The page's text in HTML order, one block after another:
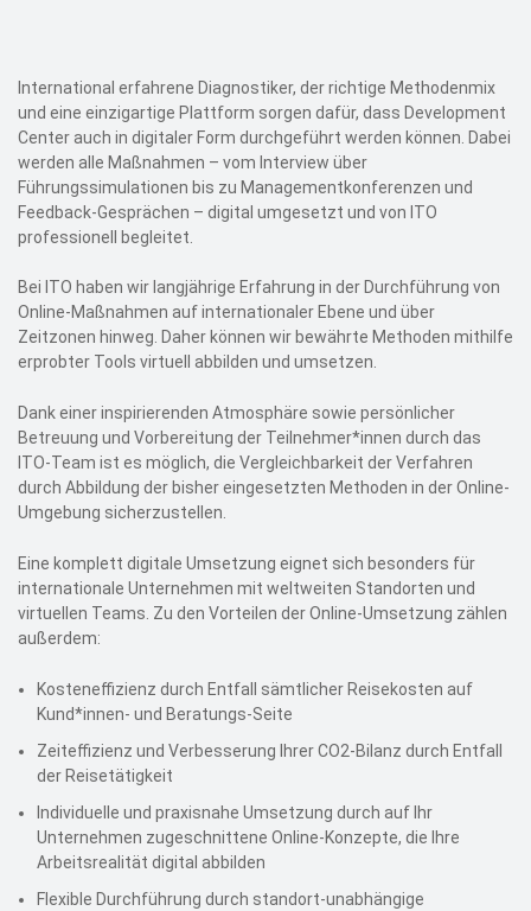
International erfahrene Diagnostiker, der richtige Methodenmix
und eine einzigartige Plattform sorgen dafür, dass Development
Center auch in digitaler Form durchgeführt werden können. Dabei
werden alle Maßnahmen – vom Interview über
Führungssimulationen bis zu Managementkonferenzen und
Feedback-Gesprächen – digital umgesetzt und von ITO
professionell begleitet.
Bei ITO haben wir langjährige Erfahrung in der Durchführung von
Online-Maßnahmen auf internationaler Ebene und über
Zeitzonen hinweg. Daher können wir bewährte Methoden mithilfe
erprobter Tools virtuell abbilden und umsetzen.
Dank einer inspirierenden Atmosphäre sowie persönlicher
Betreuung und Vorbereitung der Teilnehmer*innen durch das
ITO-Team ist es möglich, die Vergleichbarkeit der Verfahren
durch Abbildung der bisher eingesetzten Methoden in der Online-
Umgebung sicherzustellen.
Eine komplett digitale Umsetzung eignet sich besonders für
internationale Unternehmen mit weltweiten Standorten und
virtuellen Teams. Zu den Vorteilen der Online-Umsetzung zählen
außerdem:
Kosteneffizienz durch Entfall sämtlicher Reisekosten auf
Kund*innen- und Beratungs-Seite
Zeiteffizienz und Verbesserung Ihrer CO2-Bilanz durch Entfall
der Reisetätigkeit
Individuelle und praxisnahe Umsetzung durch auf Ihr
Unternehmen zugeschnittene Online-Konzepte, die Ihre
Arbeitsrealität digital abbilden
Flexible Durchführung durch standort-unabhängige